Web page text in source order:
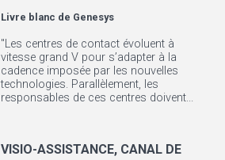
Livre blanc de Genesys
"Les centres de contact évoluent à
vitesse grand V pour s’adapter à la
cadence imposée par les nouvelles
technologies. Parallèlement, les
responsables de ces centres doivent...
VISIO-ASSISTANCE, CANAL DE